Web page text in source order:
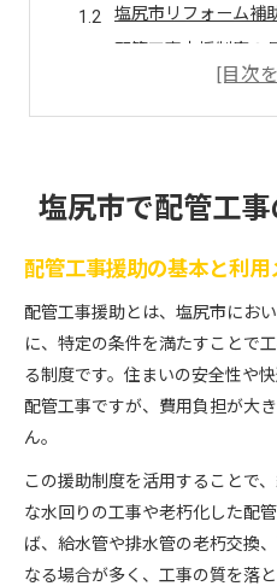
塩尻市リフォーム補
配管工事支援制度の
塩尻市の配管工事業
配管工事援助申請で
リフォーム計画に欠
塩尻市水道修理とリ
配管工事を考慮した
省エネリフォームと
配管工事費用を抑えたい
配管工事費用削減の
配管工事と外壁塗装
配管工事費用見積も
配管工事支援制度の
塩尻市で配管工
配管工事援助の基本と利用
配管工事援助とは、塩尻市にお
に、特定の条件を満たすことで
る制度です。住まいの安全性や
配管工事ですが、費用負担が大
ん。
この援助制度を活用することで
な水回りの工事や老朽化した配
ば、給水管や排水管の老朽交換
なる場合が多く、工事の質を落